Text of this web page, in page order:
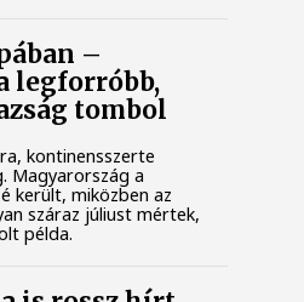
–
legforróbb,
tombol
kontinensszerte
Magyarország a
került, miközben az
száraz júliust mértek,
példa.